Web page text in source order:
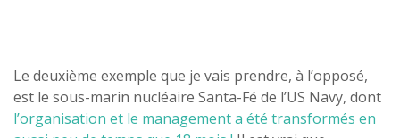
Le deuxième exemple que je vais prendre, à l’opposé,
est le sous-marin nucléaire Santa-Fé de l’US Navy, dont
l’organisation et le management a été transformés en